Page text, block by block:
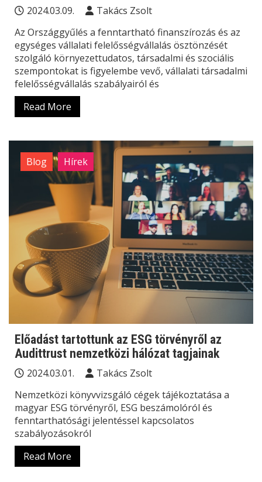
2024.03.09.
Takács Zsolt
Az Országgyűlés a fenntartható finanszírozás és az
egységes vállalati felelősségvállalás ösztönzését
szolgáló környezettudatos, társadalmi és szociális
szempontokat is figyelembe vevő, vállalati társadalmi
felelősségvállalás szabályairól és
Read More
Blog Hírek
Előadást tartottunk az ESG törvényről az
Audittrust nemzetközi hálózat tagjainak
2024.03.01.
Takács Zsolt
Nemzetközi könyvvizsgáló cégek tájékoztatása a
magyar ESG törvényről, ESG beszámolóról és
fenntarthatósági jelentéssel kapcsolatos
szabályozásokról
Read More